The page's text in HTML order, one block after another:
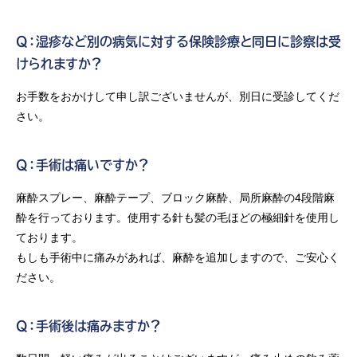
Q：湿疹など別の病気に対する保険診療と同日に診察は受
けられますか？
お手数をおかけして申し訳ございませんが、別日に受診してくだ
さい。
Q：手術は痛いですか？
麻酔スプレー、麻酔テープ、ブロック麻酔、局所麻酔の4段階麻
酔を行っております。使用する針も髪の毛ほどの極細針を使用し
ております。
もしも手術中に痛みがあれば、麻酔を追加しますので、ご安心く
ださい。
Q：手術後は痛みますか？